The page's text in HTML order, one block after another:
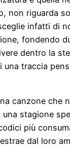
non riguarda
infatti di
fondendo
dentro la
una traccia
canzone che
una stagione
più
dal loro